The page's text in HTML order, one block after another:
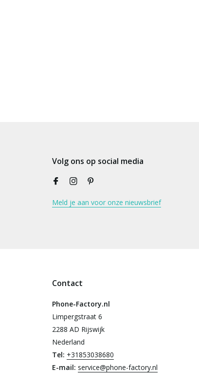
Volg ons op social media
Meld je aan voor onze nieuwsbrief
Contact
Phone-Factory.nl
Limpergstraat 6
2288 AD Rijswijk
Nederland
Tel: +31853038680
E-mail: service@phone-factory.nl